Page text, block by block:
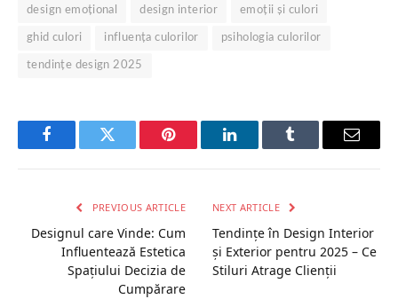
design emoțional design interior emoții și culori
ghid culori influența culorilor psihologia culorilor
tendințe design 2025
FacebookTwitter Pinterest LinkedInTumblr Email
PREVIOUS ARTICLE
Designul care Vinde: Cum
Influentează Estetica
Spațiului Decizia de
Cumpărare
NEXT ARTICLE
Tendințe în Design Interior
și Exterior pentru 2025 – Ce
Stiluri Atrage Clienții